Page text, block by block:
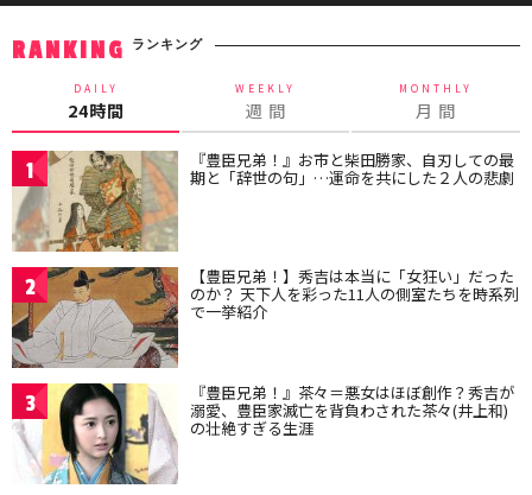
RANKING ランキング
DAILY
24時間
WEEKLY
週 間
MONTHLY
月 間
1 『豊臣兄弟！』お市と柴田勝家、自刃しての最
期と「辞世の句」…運命を共にした２人の悲劇
2 【豊臣兄弟！】秀吉は本当に「女狂い」だった
のか？ 天下人を彩った11人の側室たちを時系列
で一挙紹介
3 『豊臣兄弟！』茶々＝悪女はほぼ創作？秀吉が
溺愛、豊臣家滅亡を背負わされた茶々(井上和)
の壮絶すぎる生涯